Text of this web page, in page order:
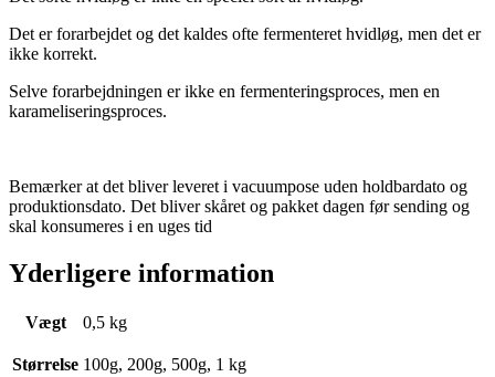
Det er forarbejdet og det kaldes ofte fermenteret hvidløg, men det er
ikke korrekt.
Selve forarbejdningen er ikke en fermenteringsproces, men en
karameliseringsproces.
Bemærker at det bliver leveret i vacuumpose uden holdbardato og
produktionsdato. Det bliver skåret og pakket dagen før sending og
skal konsumeres i en uges tid
Yderligere information
Vægt 0,5 kg
Størrelse 100g, 200g, 500g, 1 kg